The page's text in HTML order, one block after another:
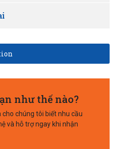
như thế nào?
cho chúng tôi biết nhu cầu
và hỗ trợ ngay khi nhận